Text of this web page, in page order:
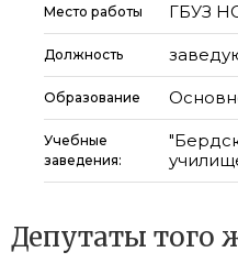
Место работы ГБУЗ
Должность
Образование
Учебные
заведения:
Депутаты того